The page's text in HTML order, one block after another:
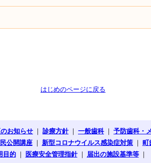
はじめのページに戻る
お知らせ ｜ 診療方針 ｜ 一般歯科｜ 予防歯科・
公開講座｜ 新型コロナウイルス感染症対策｜ 町
目的｜ 医療安全管理指針｜ 届出の施設基準等｜